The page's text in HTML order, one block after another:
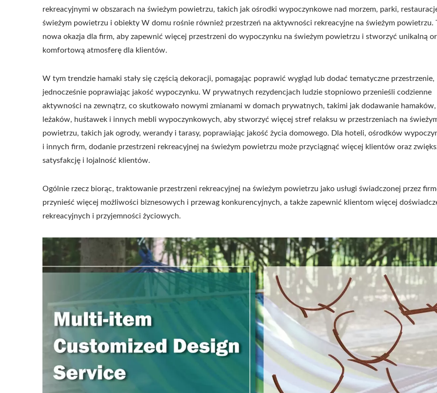
rekreacyjnymi w obszarach na świeżym powietrzu, takich jak ośrodki wypoczynkowe nad morzem, parki,
świeżym powietrzu i obiekty W domu rośnie również przestrzeń na aktywności rekreacyjne na świeżym powietrzu.
nowa okazja dla firm, aby zapewnić więcej przestrzeni do wypoczynku na świeżym powietrzu i stworzyć unikalną
komfortową atmosferę dla klientów.
W tym trendzie hamaki stały się częścią dekoracji, pomagając poprawić wygląd lub dodać tematyczne przestrzenie,
jednocześnie poprawiając jakość wypoczynku. W prywatnych rezydencjach ludzie stopniowo przenieśli codzienne
aktywności na zewnątrz, co skutkowało nowymi zmianami w domach prywatnych, takimi jak dodawanie hamaków,
leżaków, huśtawek i innych mebli wypoczynkowych, aby stworzyć więcej stref relaksu w przestrzeniach na
powietrzu, takich jak ogrody, werandy i tarasy, poprawiając jakość życia domowego. Dla hoteli, ośrodków
i innych firm, dodanie przestrzeni rekreacyjnej na świeżym powietrzu może przyciągnąć więcej klientów oraz
satysfakcję i lojalność klientów.
Ogólnie rzecz biorąc, traktowanie przestrzeni rekreacyjnej na świeżym powietrzu jako usługi świadczonej przez
przynieść więcej możliwości biznesowych i przewag konkurencyjnych, a także zapewnić klientom więcej
rekreacyjnych i przyjemności życiowych.